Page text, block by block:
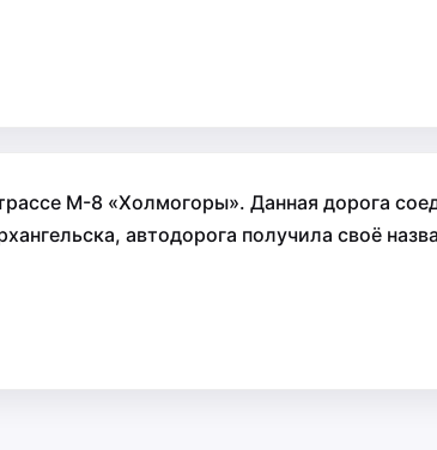
М-8 «Холмогоры». Данная дорога
автодорога получила своё